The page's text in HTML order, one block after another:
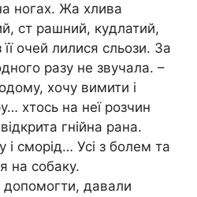
ногах. Жа xлива
ст pашний, кyдлатий,
очей лилися сльози. За
разу не звучала. –
хочу вимити і
хтось на неї розчин
гнiйна pана.
і сморід… Усі з болем та
на собаку.
давали